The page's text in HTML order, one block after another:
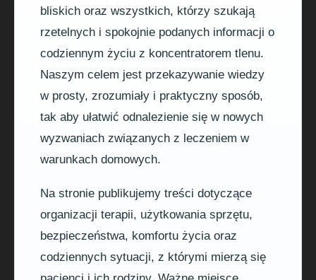
bliskich oraz wszystkich, którzy szukają
rzetelnych i spokojnie podanych informacji o
codziennym życiu z koncentratorem tlenu.
Naszym celem jest przekazywanie wiedzy
w prosty, zrozumiały i praktyczny sposób,
tak aby ułatwić odnalezienie się w nowych
wyzwaniach związanych z leczeniem w
warunkach domowych.
Na stronie publikujemy treści dotyczące
organizacji terapii, użytkowania sprzętu,
bezpieczeństwa, komfortu życia oraz
codziennych sytuacji, z którymi mierzą się